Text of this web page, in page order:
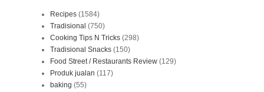
Recipes (1584)
Tradisional (750)
Cooking Tips N Tricks (298)
Tradisional Snacks (150)
Food Street / Restaurants Review (129)
Produk jualan (117)
baking (55)